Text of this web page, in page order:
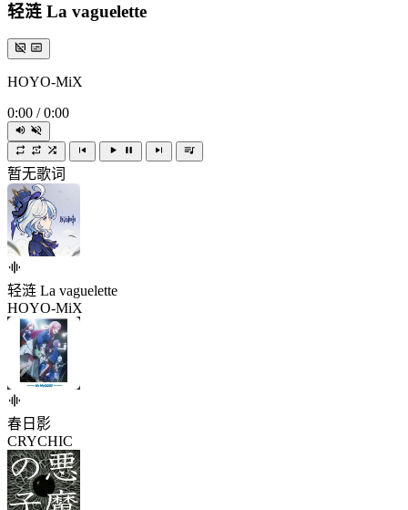
轻涟 La vaguelette
HOYO-MiX
0:00 / 0:00
暂无歌词
轻涟 La vaguelette
HOYO-MiX
春日影
CRYCHIC